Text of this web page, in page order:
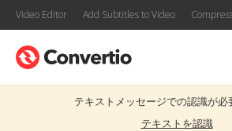
Video Editor Add Subtitles to Video
テキストメッセージでの認識が必
テキストを認識